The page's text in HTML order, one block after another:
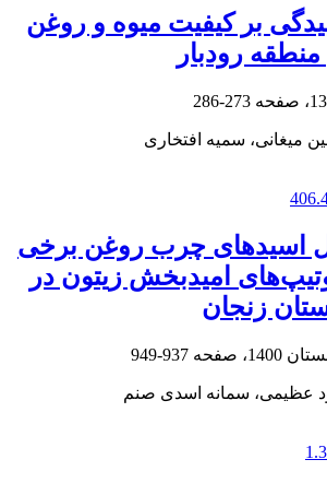
بر کیفیت میوه و روغن
رودبار
273-286
میغانی، سمیه افتخاری
اسیدهای چرب روغن برخی
امیدبخش زیتون در
زنجان
937-949
عظیمی، سمانه اسدی صنم